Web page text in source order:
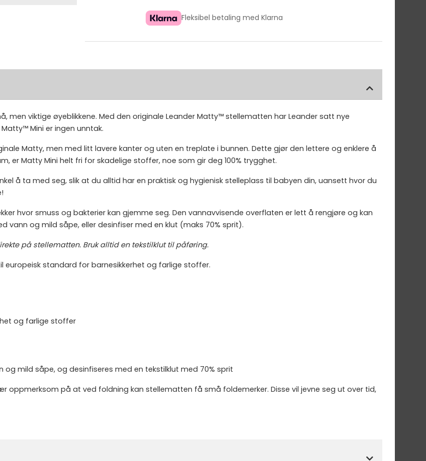
Fleksibel betaling med Klarna
men viktige øyeblikkene. Med den originale Leander Matty™ stellematten har Leander satt nye
Mini er ingen unntak.
Matty, men med litt lavere kanter og uten en treplate i bunnen. Dette gjør den lettere og enklere å
er Matty Mini helt fri for skadelige stoffer, noe som gir deg 100% trygghet.
å ta med seg, slik at du alltid har en praktisk og hygienisk stelleplass til babyen din, uansett hvor du
hvor smuss og bakterier kan gjemme seg. Den vannavvisende overflaten er lett å rengjøre og kan
vann og mild såpe, eller desinfiser med en klut (maks 70% sprit).
på stellematten. Bruk alltid en tekstilklut til påføring.
standard for barnesikkerhet og farlige stoffer.
og farlige stoffer
og mild såpe, og desinfiseres med en tekstilklut med 70% sprit
oppmerksom på at ved foldning kan stellematten få små foldemerker. Disse vil jevne seg ut over tid,